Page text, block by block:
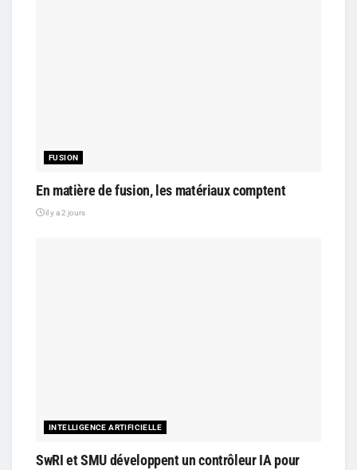
FUSION
En matière de fusion, les matériaux comptent
il y a 2 jours
INTELLIGENCE ARTIFICIELLE
SwRI et SMU développent un contrôleur IA pour